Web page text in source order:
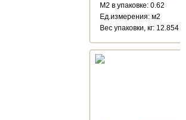
М2 в упаковке: 0.62
Ед.измерения: м2
Веc упаковки, кг: 12.854